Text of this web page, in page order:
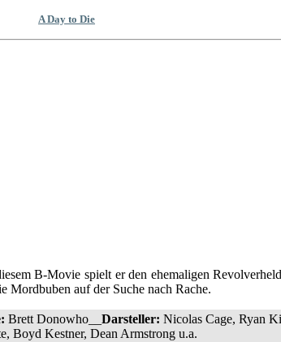
A Day to Die
B-Movie spielt er den ehemaligen
Mordbuben auf der Suche nach Rache.
Brett Donowho__ Darsteller: Nicolas Cage, Ryan
Boyd Kestner, Dean Armstrong u.a.